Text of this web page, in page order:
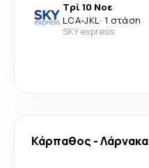
Τρί 10 Νοε
LCA-JKL· 1 στάση
SKY express
Κάρπαθος -Λάρνακα